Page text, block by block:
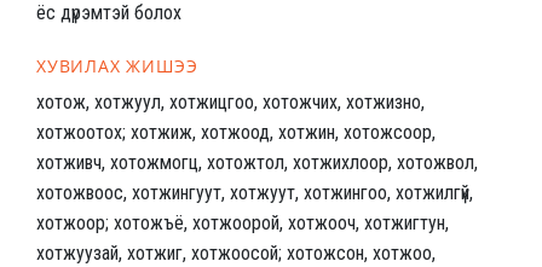
ёс дүрэмтэй болох
ХУВИЛАХ ЖИШЭЭ
хотож, хотжуул, хотжицгоо, хотожчих, хотжизно,
хотжоотох; хотжиж, хотжоод, хотжин, хотожсоор,
хотживч, хотожмогц, хотожтол, хотжихлоор, хотожвол,
хотожвоос, хотжингуут, хотжуут, хотжингоо, хотжилгүй,
хотжоор; хотожъё, хотжоорой, хотжооч, хотжигтун,
хотжуузай, хотжиг, хотжоосой; хотожсон, хотжоо,